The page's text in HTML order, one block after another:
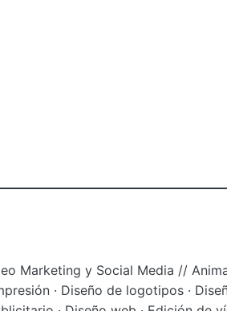
Marketing y Social Media //
· Diseño de logotipos ·